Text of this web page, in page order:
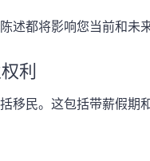
述都将影响您当前和未
利
移民。这包括带薪假期